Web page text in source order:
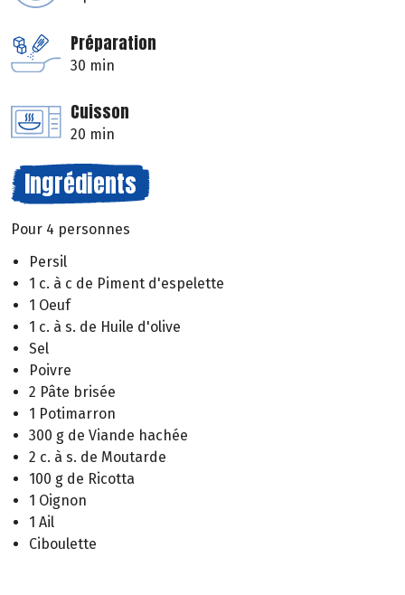
Préparation
30 min
Cuisson
20 min
Ingrédients
Pour 4 personnes
Persil
1 c. à c de Piment d'espelette
1 Oeuf
1 c. à s. de Huile d'olive
Sel
Poivre
2 Pâte brisée
1 Potimarron
300 g de Viande hachée
2 c. à s. de Moutarde
100 g de Ricotta
1 Oignon
1 Ail
Ciboulette